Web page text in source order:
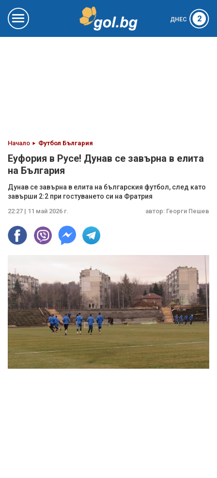
ДНЕС 2
Начало Футбол България
Еуфория в Русе! Дунав се завърна в елита
на България
Дунав се завърна в елита на българския футбол, след като
завърши 2:2 при гостуването си на Фратрия
22:27 | 11 май 2026 г. автор: Георги Пешев